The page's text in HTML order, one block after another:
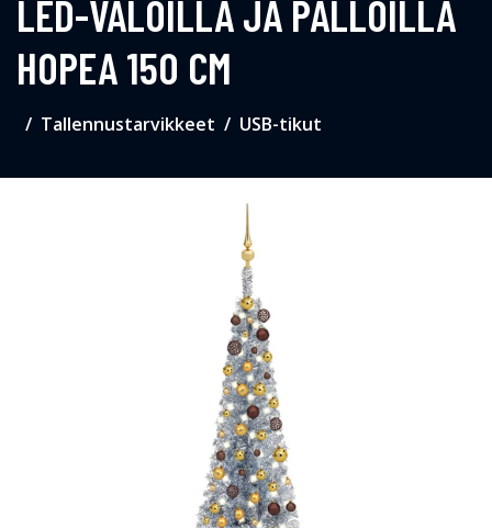
LED-VALOILLA JA PALLOILLA
HOPEA 150 CM
Tallennustarvikkeet USB-tikut